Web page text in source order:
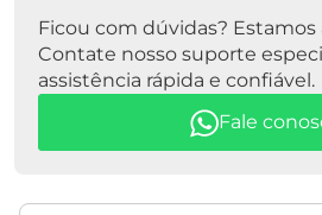
Ficou com dúvidas? Estamos
Contate nosso suporte
assistência rápida e confiável.
Fale